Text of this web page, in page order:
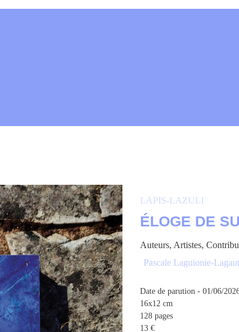
LAPIS-LAZULI
ÉLOGE DE
Auteurs, Artistes,
Pascale Laguionie-
Date de parution - 01/06/
16x12 cm
128 pages
13 €